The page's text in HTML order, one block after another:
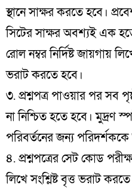
স্থানে সাক্ষর করতে হবে।
সিটের সাক্ষর অবশ্যই এক
রোল নম্বর নির্দিষ্ট জায়গায়
ভরাট করতে হবে।
৩. প্রশ্নপত্র পাওয়ার পর সব
না নিশ্চিত হতে হবে। মুদ্রণ
পরিবর্তনের জন্য
৪. প্রশ্নপত্রের সেট কোড
লিখে সংশ্লিষ্ট বৃত্ত ভরাট